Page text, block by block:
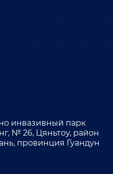
инвазивный парк
№ 26, Цяньтоу, район
провинция Гуандун